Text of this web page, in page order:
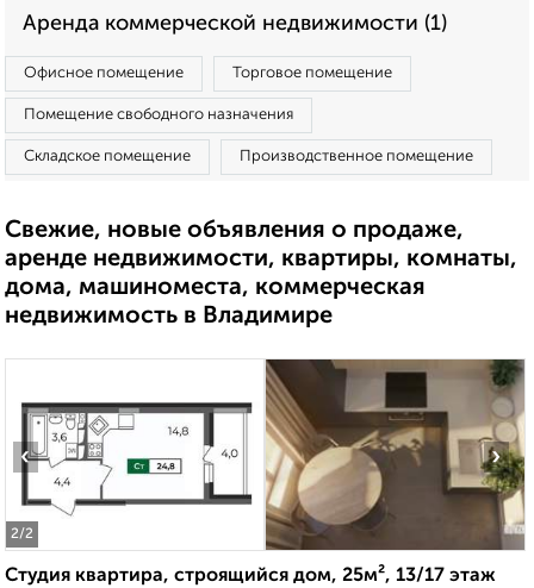
Аренда коммерческой недвижимости (1)
Офисное помещение Торговое помещение
Помещение свободного назначения
Складское помещение Производственное помещение
Свежие, новые объявления о продаже,
аренде недвижимости, квартиры, комнаты,
дома, машиноместа, коммерческая
недвижимость в Владимире
2/2
‹ ›
Студия квартира, строящийся дом, 25м², 13/17 этаж